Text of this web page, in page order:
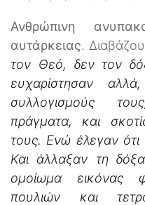
Ανθρώπινη
αυτάρκειας.
τον Θεό, δεν τον
ευχαρίστησαν
συλλογισμούς
πράγματα, και
τους. Ενώ έλεγαν ότι
Και άλλαξαν τη
ομοίωμα εικόνας
πουλιών και